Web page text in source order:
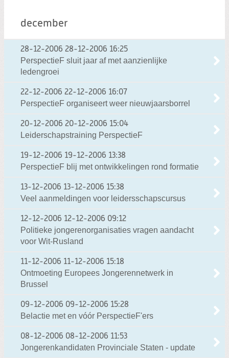
december
28-12-2006 28-12-2006 16:25
PerspectieF sluit jaar af met aanzienlijke
ledengroei
22-12-2006 22-12-2006 16:07
PerspectieF organiseert weer nieuwjaarsborrel
20-12-2006 20-12-2006 15:04
Leiderschapstraining PerspectieF
19-12-2006 19-12-2006 13:38
PerspectieF blij met ontwikkelingen rond formatie
13-12-2006 13-12-2006 15:38
Veel aanmeldingen voor leidersschapscursus
12-12-2006 12-12-2006 09:12
Politieke jongerenorganisaties vragen aandacht
voor Wit-Rusland
11-12-2006 11-12-2006 15:18
Ontmoeting Europees Jongerennetwerk in
Brussel
09-12-2006 09-12-2006 15:28
Belactie met en vóór PerspectieF'ers
08-12-2006 08-12-2006 11:53
Jongerenkandidaten Provinciale Staten - update